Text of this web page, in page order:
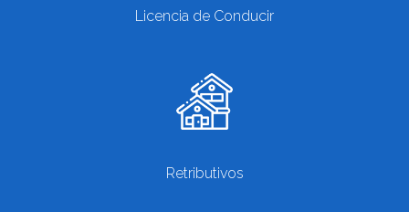
Licencia de Conducir
Retributivos